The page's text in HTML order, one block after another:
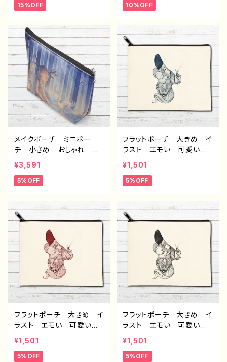
ーク イラスト メイクポー
ーチ おすすめ 個性的
人気 イラストレーター
クリエイター 絵師 オリ
ジナル デザイン グッ
ズ ノンブランド タイトル：
デザインポーチ №661 J
1-9
15%OFF
イラスト メイクポーチ 化
イラストレーター クリエイ
ター 絵師 オリジナル
デザイン グッズ 面白
い おもしろい ゆるい
ユニーク ネタ系 悪いこ
とを言うパンダ タイトル：
たいやき悪パンダ セリフ付
き 作：こさつね G-6
10%OFF
メイクポーチ ミニポー
チ 小さめ おしゃれ か
わいい イラスト 男の
子 かっこいい イケメ
ン ショタ エモい 風
イラストレーター クリエイ
ター 絵師 オリジナル
デザイン グッズ タイト
ル：「ベルの森」 作：星灯れ
¥3,591
5%OFF
フラットポーチ 大きめ イ
ラスト エモい 可愛い女
の子 おしゃれ かわい
い メイクポーチ ミニポ
ーチ 化粧ポーチ コスメ
ー クリエイター 絵師
オリジナル デザイン グッ
ズ タイトル：Cocoon5
作：アナ F-5
¥1,501
5%OFF
フラットポーチ 大きめ イ
ラスト エモい 可愛い女
の子 おしゃれ かわい
い メイクポーチ ミニポ
ーチ 化粧ポーチ コスメ
¥1,501
5%OFF
フラットポーチ 大きめ イ
ラスト エモい 可愛い女
の子 おしゃれ かわい
い メイクポーチ ミニポ
ーチ 化粧ポーチ コスメ
¥1,501
5%OFF